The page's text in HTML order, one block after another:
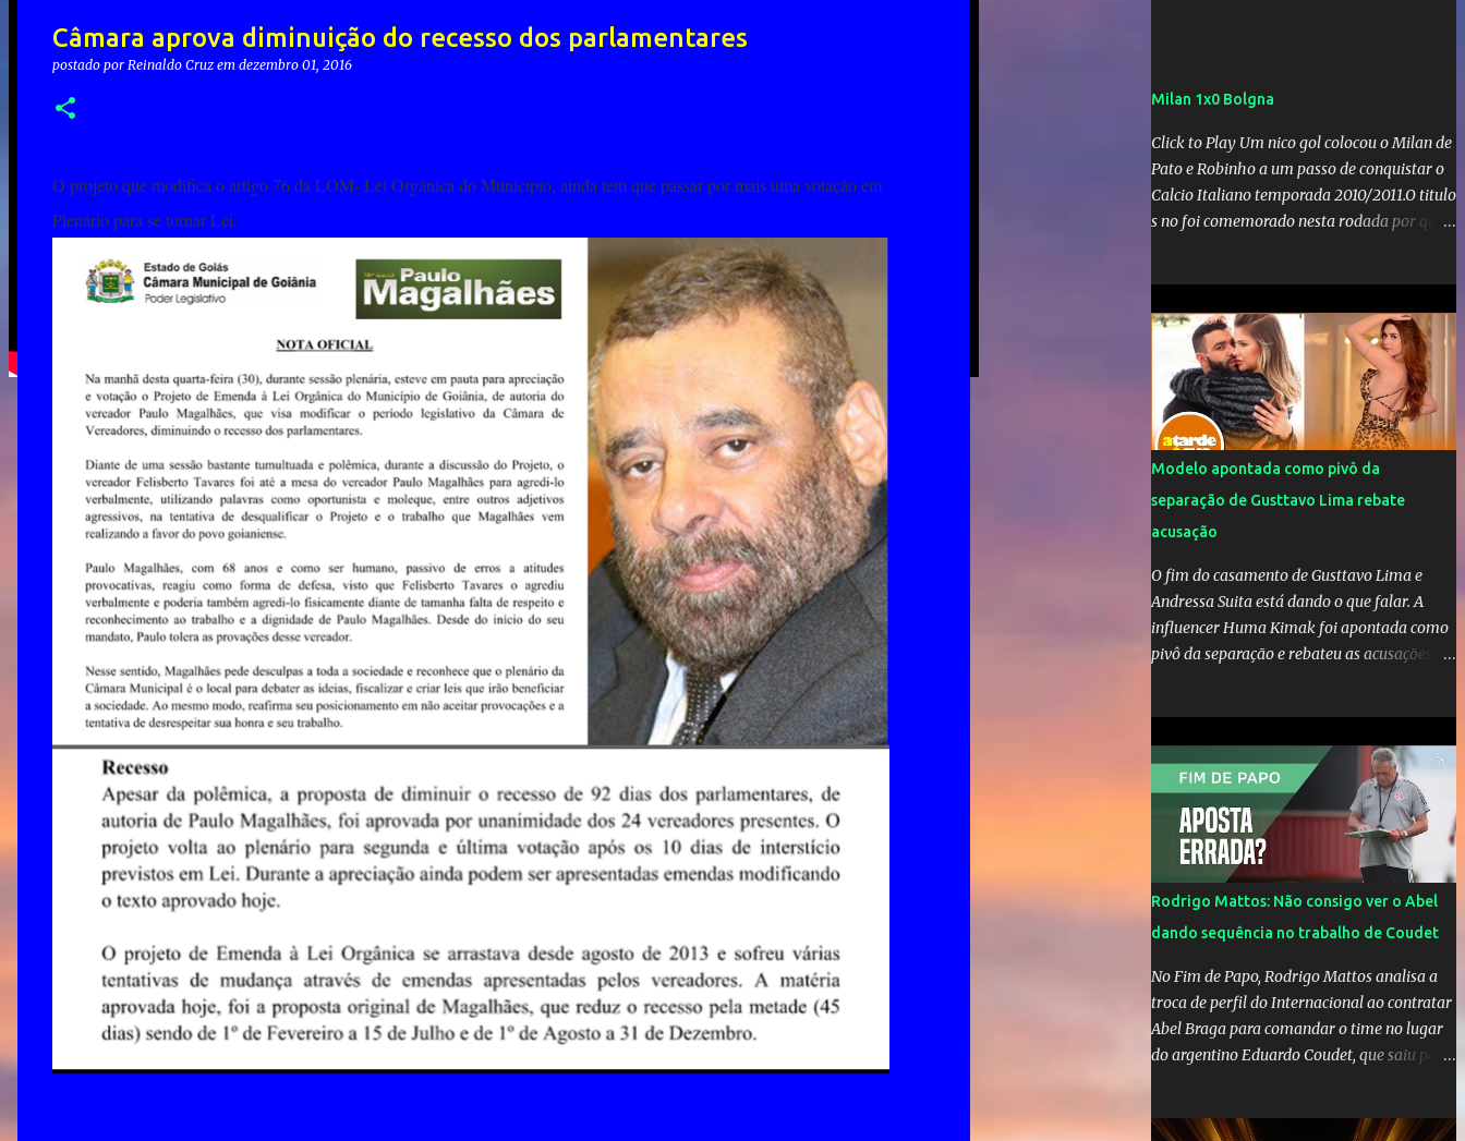
Câmara aprova diminuição do recesso dos parlamentares
postado por Reinaldo Cruz em dezembro 01, 2016
O projeto que modifica o artigo 76 da LOM- Lei Orgânica do Município, ainda tem que passar por mais uma votação em
Plenário para se tornar Lei.
Milan 1x0 Bolgna
Click to Play Um nico gol colocou o Milan de
Pato e Robinho a um passo de conquistar o
Calcio Italiano temporada 2010/2011.O titulo
s no foi comemorado nesta rodada por que a
voltandoa Italia e para dirigir de novo a
Internazionale.Na velha bota tudo parece
definido e tem o Milan como virtual
campeao. ;
Modelo apontada como pivô da
separação de Gusttavo Lima rebate
acusação
O fim do casamento de Gusttavo Lima e
Andressa Suita está dando o que falar. A
influencer Huma Kimak foi apontada como
pivô da separação e rebateu as acusações
nem cabeça pudesse ter esse tipo de
proporção. Queria esclarecer que eu e
Gusttavo nunca tivemos nenhum tipo de
contato, nem de fã porque sou fã dele", disse
Huma Kimak. A influencer também contou
que recebe diversos ataques na internet
desde a época em que foi contratada para
fazer a divulgação de uma live do Gusttavo
Lima em Manaus, capital do Amazonas. "Fui
até o local onde seria o show, divulguei e no
dia seguinte foi feita a live que eu não pude
ir, porque estava me sentindo mal", explicou
de outubro. A relação chegou ao fim após
Rodrigo Mattos: Não consigo ver o Abel
dando sequência no trabalho de Coudet
No Fim de Papo, Rodrigo Mattos analisa a
troca de perfil do Internacional ao contratar
Abel Braga para comandar o time no lugar
do argentino Eduardo Coudet, que saiu para